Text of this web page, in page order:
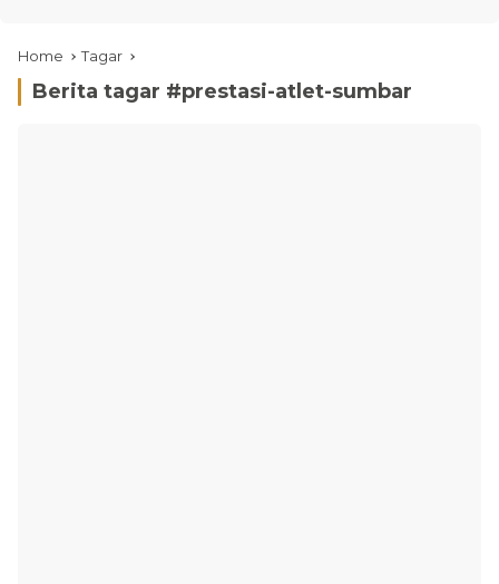
Home Tagar
Berita tagar #prestasi-atlet-sumbar